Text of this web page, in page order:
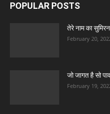
POPULAR POSTS
तेरे नाम का
February 20,
जो जागत है सो
February 19,